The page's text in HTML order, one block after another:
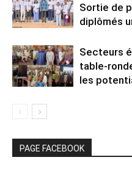
Sortie de
diplômés
Secteurs
table-
les
PAGE FACEBOOK